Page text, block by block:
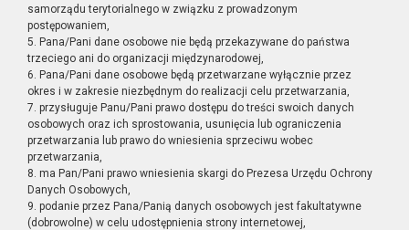
samorządu terytorialnego w związku z prowadzonym
postępowaniem,
5. Pana/Pani dane osobowe nie będą przekazywane do państwa
trzeciego ani do organizacji międzynarodowej,
6. Pana/Pani dane osobowe będą przetwarzane wyłącznie przez
okres i w zakresie niezbędnym do realizacji celu przetwarzania,
7. przysługuje Panu/Pani prawo dostępu do treści swoich danych
osobowych oraz ich sprostowania, usunięcia lub ograniczenia
przetwarzania lub prawo do wniesienia sprzeciwu wobec
przetwarzania,
8. ma Pan/Pani prawo wniesienia skargi do Prezesa Urzędu Ochrony
Danych Osobowych,
9. podanie przez Pana/Panią danych osobowych jest fakultatywne
(dobrowolne) w celu udostępnienia strony internetowej,